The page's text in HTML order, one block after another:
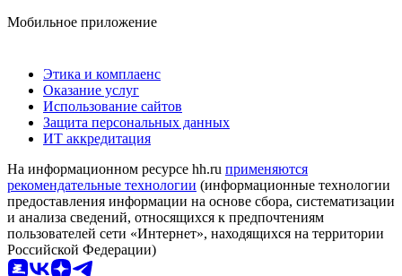
Мобильное приложение
Этика и комплаенс
Оказание услуг
Использование сайтов
Защита персональных данных
ИТ аккредитация
На информационном ресурсе hh.ru применяются
рекомендательные технологии (информационные технологии
предоставления информации на основе сбора, систематизации
и анализа сведений, относящихся к предпочтениям
пользователей сети «Интернет», находящихся на территории
Российской Федерации)